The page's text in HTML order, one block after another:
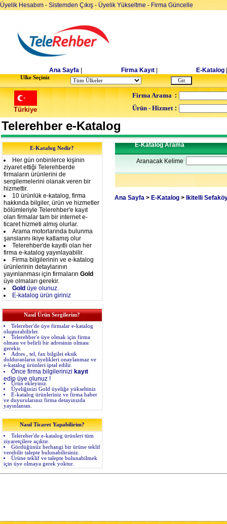
Üyelik Hesabım - Sistemden Çıkış - Üyelik Yükseltme - Firma Güncelle
Ana Sayfa Firma Kayıt E-Katalog
Ulke Seçiniz
Türkiye
Firma Arama :
Ürün - Hizmet :
Telerehber e-Katalog
E-Katalog Nedir?
Her gün onbinlerce kişinin
ziyaret ettiği Telerehberde
firmaların ürünlerini de
sergilemelerini olanak veren bir
hizmettir.
10 ürünlük e-katalog, firma
hakkında bilgiler, ürün ve hizmetler
bölümleriyle Telerehber'e kayıt
olan firmalar tam bir internet e-
ticaret hizmeti almış olurlar.
Arama motorlarında bulunma
şanslarını ikiye katlamış olur
Telerehber'de kayıtlı olan her
firma e-katalog yayınlayabilir.
Firma bilgilerinin ve e-katalog
ürünlerinin detaylarının
yayınlanması için firmaların Gold
üye olmaları gerekir.
Gold üye olunuz.
E-katalog ürün giriniz
Nasıl Ürün Sergilerim?
Telereher'de üye firmalar e-katalog
oluşturabilirler.
Telerehber'e üye olmak için firma
olması ve belirli bir adresinin olması
gerekir.
Adres , tel, fax bilgilei eksik
dolduranların üyelikleri onaylanmaz ve
e-katalog ürünleri iptal edilir.
Önce firma bilgilerinizi kayıt
edip üye olunuz !
Ürün ekleyiniz
Üyeliğinizi Gold üyeliğe yükseltiniz
E-katalog ürünleriniz ve firma haber
ve duyurularınız firma detayınızda
yayınlansın.
Nasıl Ticaret Yapabilirim?
Telereher'de e-katalog ürünleri tüm
ziyaretçilere açıktır.
Gördüğünüz herhangi bir ürüne teklif
verebilir talepte bulunabilirsiniz.
Ürüne teklif ve talepte bulunabilmek
için üye olmaya gerek yoktur.
E-Katalog Arama
Aranacak Kelime
Ana Sayfa > E-Katalog > Ikitelli